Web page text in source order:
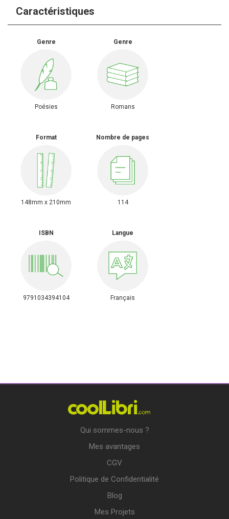
Caractéristiques
Genre
Poésies
Genre
Romans
Format
148mm x 210mm
Nombre de pages
114
ISBN
9791034394104
Langue
Français
Qui sommes-nous ?
Mes avantages
CGV
Politique de Confidentialité
Blog
Mes Projets